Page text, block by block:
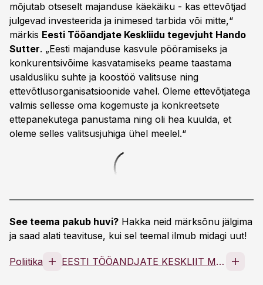
mõjutab otseselt majanduse käekäiku - kas ettevõtjad
julgevad investeerida ja inimesed tarbida või mitte,“
märkis Eesti Tööandjate Keskliidu tegevjuht Hando
Sutter. „Eesti majanduse kasvule pööramiseks ja
konkurentsivõime kasvatamiseks peame taastama
usaldusliku suhte ja koostöö valitsuse ning
ettevõtlusorganisatsioonide vahel. Oleme ettevõtjatega
valmis sellesse oma kogemuste ja konkreetsete
ettepanekutega panustama ning oli hea kuulda, et
oleme selles valitsusjuhiga ühel meelel.“
See teema pakub huvi? Hakka neid märksõnu jälgima
ja saad alati teavituse, kui sel teemal ilmub midagi uut!
Poliitika EESTI TÖÖANDJATE KESKLIIT MTÜ